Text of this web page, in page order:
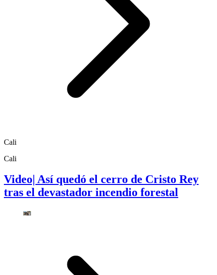
Cali
Cali
Video| Así quedó el cerro de Cristo Rey
tras el devastador incendio forestal